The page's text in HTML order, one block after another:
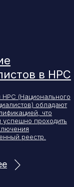
в НРС
НРС (Национального
обладают
что
успешно проходить
реестр.